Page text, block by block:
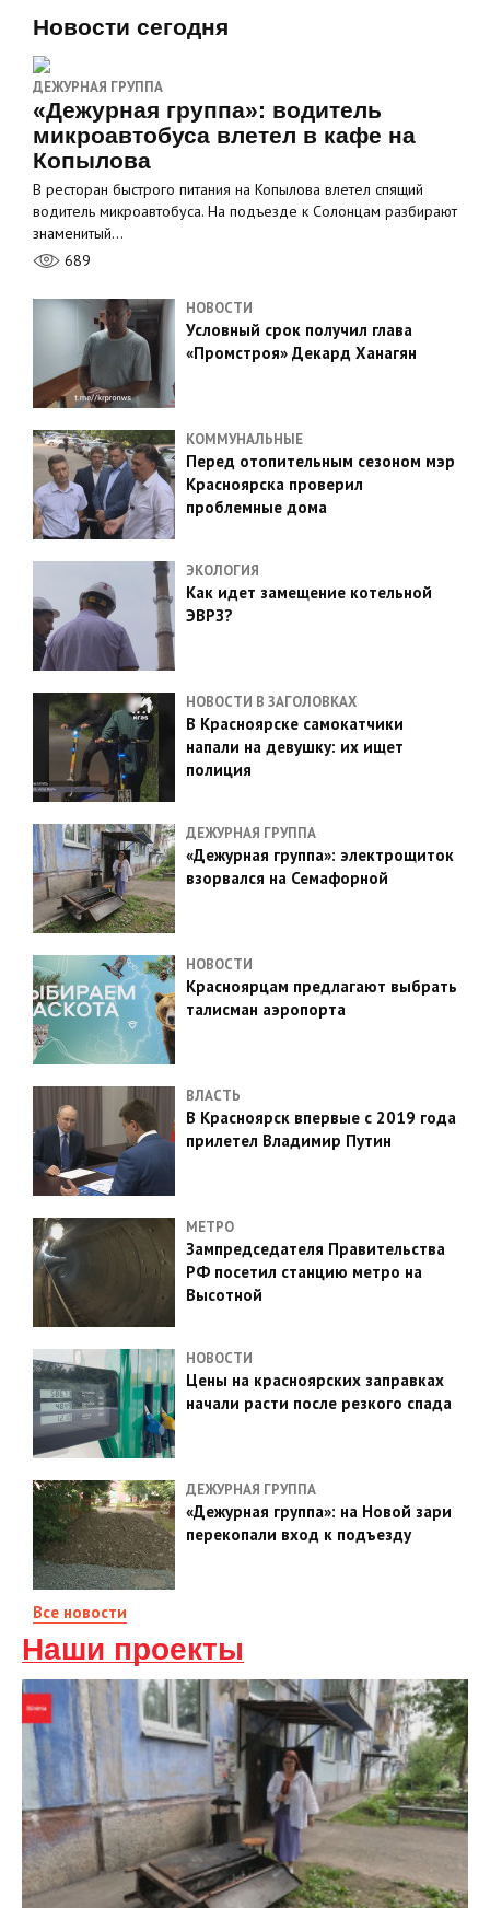
Новости сегодня
ДЕЖУРНАЯ ГРУППА
«Дежурная группа»: водитель
микроавтобуса влетел в кафе на
Копылова
В ресторан быстрого питания на Копылова влетел спящий
водитель микроавтобуса. На подъезде к Солонцам разбирают
знаменитый…
689
НОВОСТИ
Условный срок получил глава
«Промстроя» Декард Ханагян
КОММУНАЛЬНЫЕ
Перед отопительным сезоном мэр
Красноярска проверил
проблемные дома
ЭКОЛОГИЯ
Как идет замещение котельной
ЭВРЗ?
НОВОСТИ В ЗАГОЛОВКАХ
В Красноярске самокатчики
напали на девушку: их ищет
полиция
ДЕЖУРНАЯ ГРУППА
«Дежурная группа»: электрощиток
взорвался на Семафорной
НОВОСТИ
Красноярцам предлагают выбрать
талисман аэропорта
ВЛАСТЬ
В Красноярск впервые с 2019 года
прилетел Владимир Путин
МЕТРО
Зампредседателя Правительства
РФ посетил станцию метро на
Высотной
НОВОСТИ
Цены на красноярских заправках
начали расти после резкого спада
ДЕЖУРНАЯ ГРУППА
«Дежурная группа»: на Новой зари
перекопали вход к подъезду
Все новости
Наши проекты